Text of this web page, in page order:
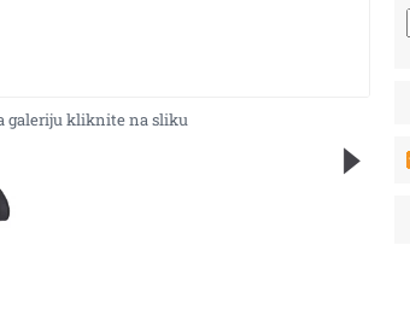
galeriju kliknite na sliku